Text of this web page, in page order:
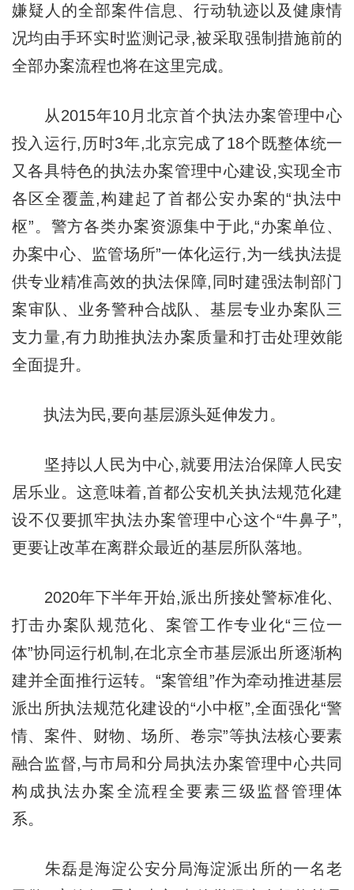
嫌疑人的全部案件信息、行动轨迹以及健康情
况均由手环实时监测记录,被采取强制措施前的
全部办案流程也将在这里完成。
从2015年10月北京首个执法办案管理中心
投入运行,历时3年,北京完成了18个既整体统一
又各具特色的执法办案管理中心建设,实现全市
各区全覆盖,构建起了首都公安办案的“执法中
枢”。警方各类办案资源集中于此,“办案单位、
办案中心、监管场所”一体化运行,为一线执法提
供专业精准高效的执法保障,同时建强法制部门
案审队、业务警种合战队、基层专业办案队三
支力量,有力助推执法办案质量和打击处理效能
全面提升。
执法为民,要向基层源头延伸发力。
坚持以人民为中心,就要用法治保障人民安
居乐业。这意味着,首都公安机关执法规范化建
设不仅要抓牢执法办案管理中心这个“牛鼻子”,
更要让改革在离群众最近的基层所队落地。
2020年下半年开始,派出所接处警标准化、
打击办案队规范化、案管工作专业化“三位一
体”协同运行机制,在北京全市基层派出所逐渐构
建并全面推行运转。“案管组”作为牵动推进基层
派出所执法规范化建设的“小中枢”,全面强化“警
情、案件、财物、场所、卷宗”等执法核心要素
融合监督,与市局和分局执法办案管理中心共同
构成执法办案全流程全要素三级监督管理体
系。
朱磊是海淀公安分局海淀派出所的一名老